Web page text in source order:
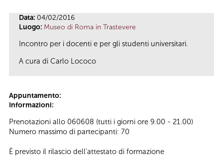
Data: 04/02/2016
Luogo: Museo di Roma in Trastevere
Incontro per i docenti e per gli studenti universitari.
A cura di Carlo Lococo
Appuntamento:
Informazioni:
Prenotazioni allo 060608 (tutti i giorni ore 9.00 - 21.00)
Numero massimo di partecipanti: 70
È previsto il rilascio dell’attestato di formazione